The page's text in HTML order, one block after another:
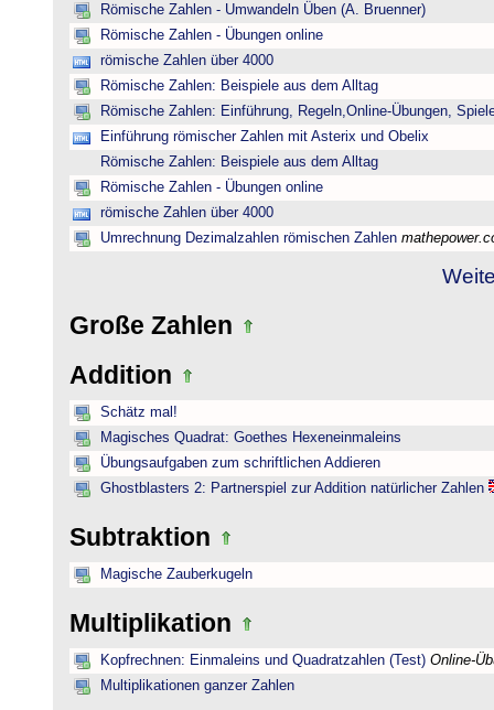
Römische Zahlen - Umwandeln Üben (A. Bruenner)
Römische Zahlen - Übungen online
römische Zahlen über 4000
Römische Zahlen: Beispiele aus dem Alltag
Römische Zahlen: Einführung, Regeln,Online-Übungen,
Einführung römischer Zahlen mit Asterix und Obelix
Römische Zahlen: Beispiele aus dem Alltag
Römische Zahlen - Übungen online
römische Zahlen über 4000
Umrechnung Dezimalzahlen römischen Zahlen
Große Zahlen
Addition
Schätz mal!
Magisches Quadrat: Goethes Hexeneinmaleins
Übungsaufgaben zum schriftlichen Addieren
Ghostblasters 2: Partnerspiel zur Addition natürlicher Zahlen
Subtraktion
Magische Zauberkugeln
Multiplikation
Kopfrechnen: Einmaleins und Quadratzahlen (Test) Online-
Multiplikationen ganzer Zahlen